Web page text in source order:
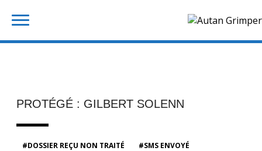
PROTÉGÉ : GILBERT SOLENN
DOSSIER REÇU NON TRAITÉ SMS ENVOYÉ